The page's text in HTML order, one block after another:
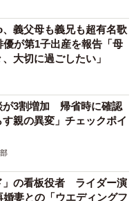
義父母も義兄も超有名歌
が第1子出産を報告「母
大切に過ごしたい」
が3割増加 帰省時に確認
親の異変」チェックポイ
」の看板役者 ライダー演
婚妻との「ウエディングフ